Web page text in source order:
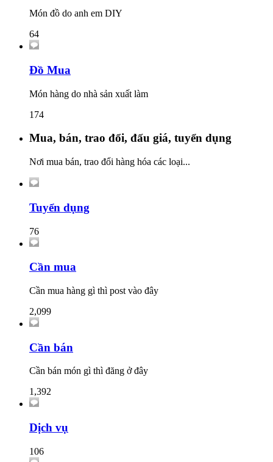
Món đồ do anh em DIY
64
Đồ Mua
Món hàng do nhà sản xuất làm
174
Mua, bán, trao đổi, đấu giá, tuyển dụng
Nơi mua bán, trao đổi hàng hóa các loại...
Tuyển dụng
76
Cần mua
Cần mua hàng gì thì post vào đây
2,099
Cần bán
Cần bán món gì thì đăng ở đây
1,392
Dịch vụ
106